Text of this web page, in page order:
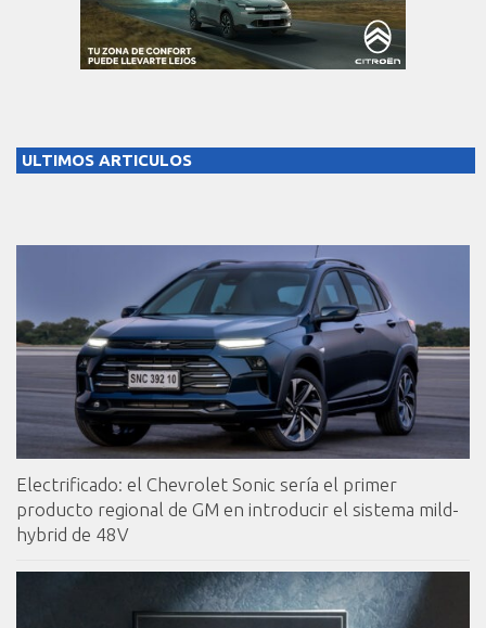
ULTIMOS ARTICULOS
Electrificado: el Chevrolet Sonic sería el primer
producto regional de GM en introducir el sistema mild-
hybrid de 48V